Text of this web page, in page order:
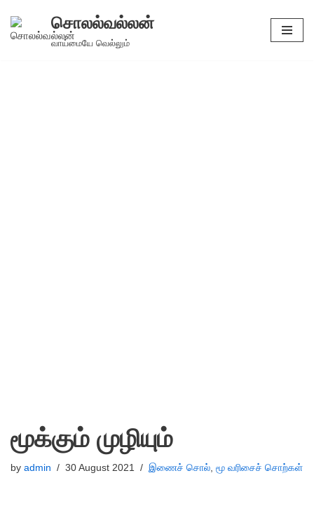
Skip
சொலல்வல்லன்
வாய்மையே வெல்லும்
மூக்கும் முழியும்
by admin 30 August 2021 இணைச் சொல், மூ வரிசைச் சொற்கள்